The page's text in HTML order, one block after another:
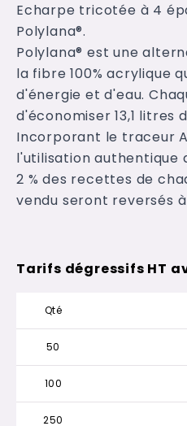
Echarpe tricotée à 4
Polylana®.
Polylana® est une
la fibre 100% acrylique
d'énergie et d'eau.
d'économiser 13,1 litres
Incorporant le traceur
l'utilisation authentique
2 % des recettes de
vendu seront reversés
Tarifs dégressifs HT
Qté
50
100
250